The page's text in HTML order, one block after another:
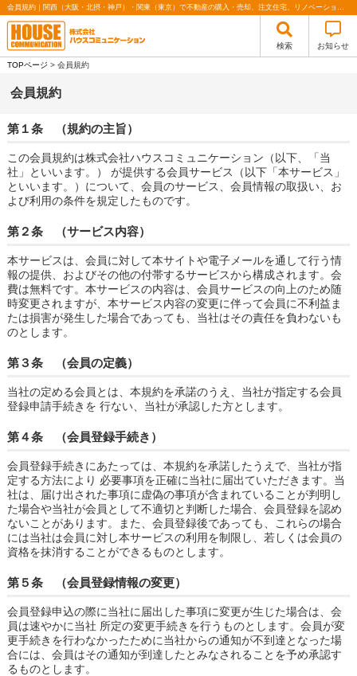
会員規約｜関西（大阪・北摂・神戸）・関東（東京）で不動産の購入・売却、注文住宅、リノベーションの事なら株式会社ハウスコミュニケーション
検索 お知らせ
TOPページ > 会員規約
会員規約
第１条 （規約の主旨）
この会員規約は株式会社ハウスコミュニケーション（以下、「当
社」といいます。） が提供する会員サービス（以下「本サービス」
といいます。）について、会員のサービス、会員情報の取扱い、お
よび利用の条件を規定したものです。
第２条 （サービス内容）
本サービスは、会員に対して本サイトや電子メールを通して行う情
報の提供、およびその他の付帯するサービスから構成されます。会
費は無料です。本サービスの内容は、会員サービスの向上のため随
時変更されますが、本サービス内容の変更に伴って会員に不利益ま
たは損害が発生した場合であっても、当社はその責任を負わないも
のとします。
第３条 （会員の定義）
当社の定める会員とは、本規約を承諾のうえ、当社が指定する会員
登録申請手続きを 行ない、当社が承認した方とします。
第４条 （会員登録手続き）
会員登録手続きにあたっては、本規約を承諾したうえで、当社が指
定する方法により 必要事項を正確に当社に届出ていただきます。当
社は、届け出された事項に虚偽の事項が含まれていることが判明し
た場合や当社が会員として不適切と判断した場合、会員登録を認め
ないことがあります。また、会員登録後であっても、これらの場合
には当社は会員に対し本サービスの利用を制限し、若しくは会員の
資格を抹消することができるものとします。
第５条 （会員登録情報の変更）
会員登録申込の際に当社に届出した事項に変更が生じた場合は、会
員は速やかに当社 所定の変更手続きを行うものとします。会員が変
更手続きを行わなかったために当社からの通知が不到達となった場
合には、会員はその通知が到達したとみなされることを予め承認す
るものとします。